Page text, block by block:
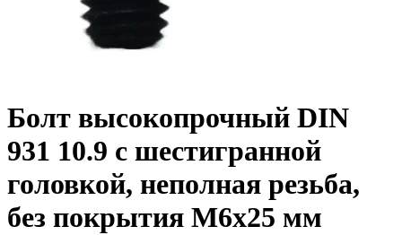
Болт высокопрочный DIN
931 10.9 с шестигранной
головкой, неполная резьба,
без покрытия M6x25 мм